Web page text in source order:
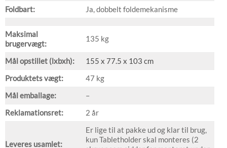
Foldbart: Ja, dobbelt foldemekanisme
Maksimal
brugervægt:
135 kg
Mål opstillet (lxbxh):
155 x 77.5 x 103 cm
Produktets vægt:
47 kg
Mål emballage:
–
Reklamationsret:
2 år
Leveres usamlet:
Er lige til at pakke ud og klar til brug,
kun Tabletholder skal monteres (2